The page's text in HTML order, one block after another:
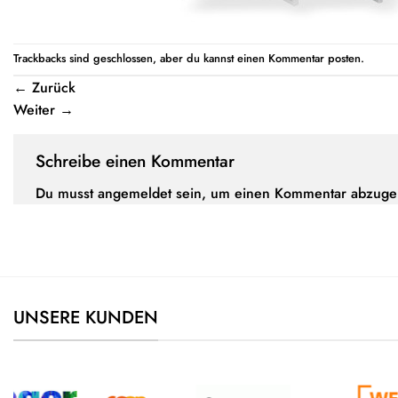
Trackbacks sind geschlossen, aber du kannst einen Kommentar posten.
← Zurück
Weiter →
Schreibe einen Kommentar
Du musstangemeldetsein, um einen Kommentar
UNSERE KUNDEN